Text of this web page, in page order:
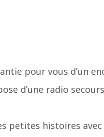
pour vous d’un
d’une radio
petites histoires avec